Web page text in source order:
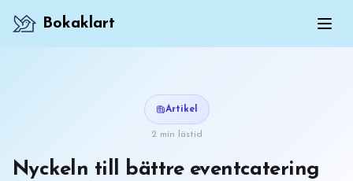
Bokaklart
Artikel
2 min lästid
Nyckeln till bättre eventcatering